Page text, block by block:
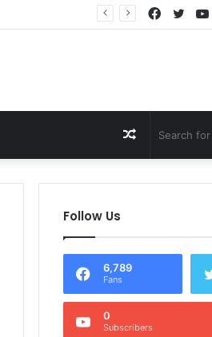
Facebook
Random
Article
Follow Us
6,789
Fans
0
Subscribers